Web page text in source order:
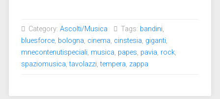
Category: Ascolti/Musica Tags: bandini,
bluesforce, bologna, cinema, cinstesia, giganti,
mnecontenutispeciali, musica, papes, pavia, rock,
spaziomusica,tavolazzi,tempera, zappa